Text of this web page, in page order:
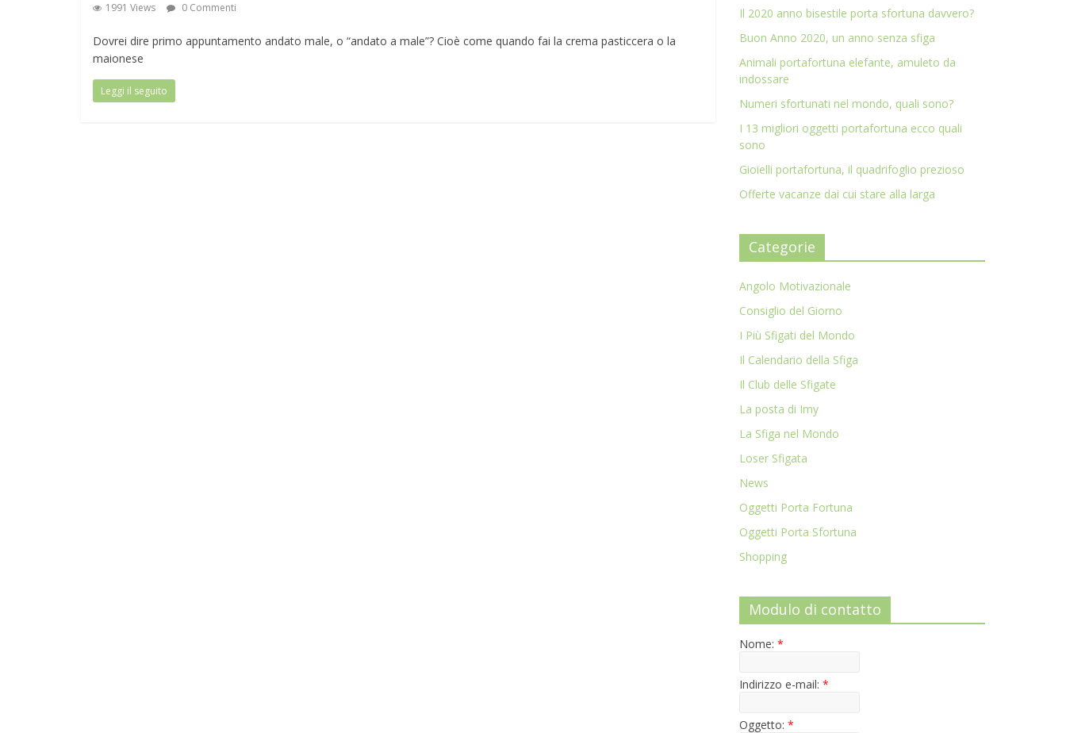
1991 Views 0 Commenti
Dovrei dire primo appuntamento andato male, o “andato a male”? Cioè come quando fai la crema pasticcera o la
maionese
Leggi il seguito
Il 2020 anno bisestile porta sfortuna davvero?
Buon Anno 2020, un anno senza sfiga
Animali portafortuna elefante, amuleto da
indossare
Numeri sfortunati nel mondo, quali sono?
I 13 migliori oggetti portafortuna ecco quali
sono
Gioielli portafortuna, il quadrifoglio prezioso
Offerte vacanze dai cui stare alla larga
Categorie
Angolo Motivazionale
Consiglio del Giorno
I Più Sfigati del Mondo
Il Calendario della Sfiga
Il Club delle Sfigate
La posta di Imy
La Sfiga nel Mondo
Loser Sfigata
News
Oggetti Porta Fortuna
Oggetti Porta Sfortuna
Shopping
Modulo di contatto
Nome: *
Indirizzo e-mail: *
Oggetto: *